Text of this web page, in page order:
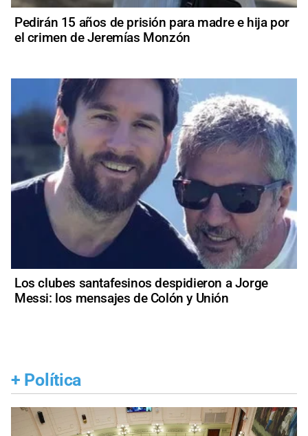
Pedirán 15 años de prisión para madre e hija por
el crimen de Jeremías Monzón
Los clubes santafesinos despidieron a Jorge
Messi: los mensajes de Colón y Unión
+ Política